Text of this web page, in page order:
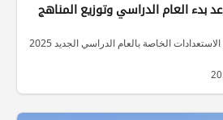
بدء العام الدراسي وتوزيع المناهج
استكملت وزارة التربية جميع الاستعدادات الخاصة بالعام الدراسي الجديد 2025